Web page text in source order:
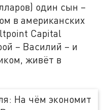
один сын –
в американских
Capital
– Василий – и
живёт в